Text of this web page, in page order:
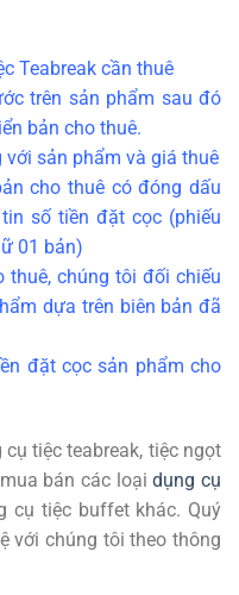
Teabreak cần thuê
trên sản phẩm sau đó
bản cho thuê.
sản phẩm và giá thuê
cho thuê có đóng dấu
số tiền đặt cọc (phiếu
01 bản)
thuê, chúng tôi đối chiếu
dựa trên biên bản đã
đặt cọc sản phẩm cho
tiệc teabreak, tiệc ngọt
bán các loạidụng cụ
cụ tiệc buffet khác. Quý
với chúng tôi theo thông